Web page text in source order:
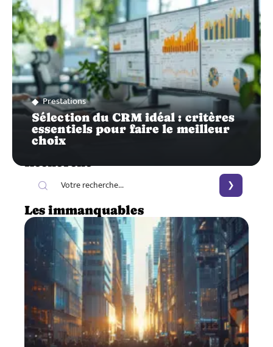
Prestations
Sélection du CRM idéal : critères
essentiels pour faire le meilleur
choix
Recherche
Les immanquables